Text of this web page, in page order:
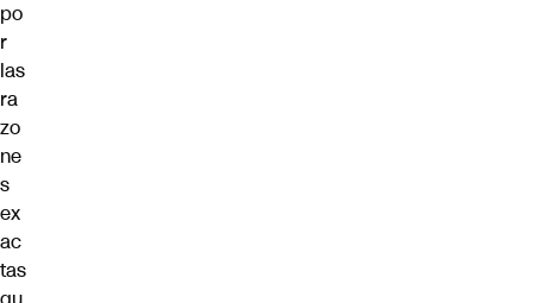
po
r
las
ra
zo
ne
s
ex
ac
tas